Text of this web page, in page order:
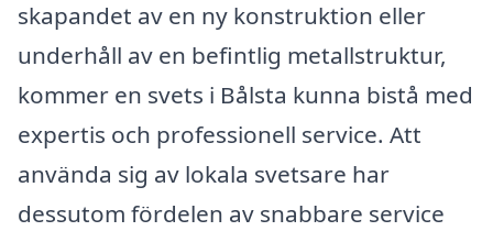
skapandet av en ny konstruktion eller
underhåll av en befintlig metallstruktur,
kommer en svets i Bålsta kunna bistå med
expertis och professionell service. Att
använda sig av lokala svetsare har
dessutom fördelen av snabbare service